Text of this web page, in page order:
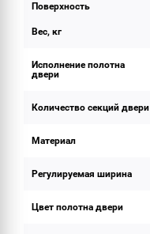
Поверхность
Вес, кг
Исполнение полотна
двери
Количество секций двери
Материал
Регулируемая ширина
Цвет полотна двери